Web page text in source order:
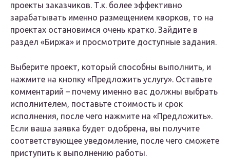
проекты заказчиков. Т.к. более эффективно
зарабатывать именно размещением кворков, то на
проектах остановимся очень кратко. Зайдите в
раздел «Биржа» и просмотрите доступные задания.
Выберите проект, который способны выполнить, и
нажмите на кнопку «Предложить услугу». Оставьте
комментарий – почему именно вас должны выбрать
исполнителем, поставьте стоимость и срок
исполнения, после чего нажмите на «Предложить».
Если ваша заявка будет одобрена, вы получите
соответствующее уведомление, после чего сможете
приступить к выполнению работы.